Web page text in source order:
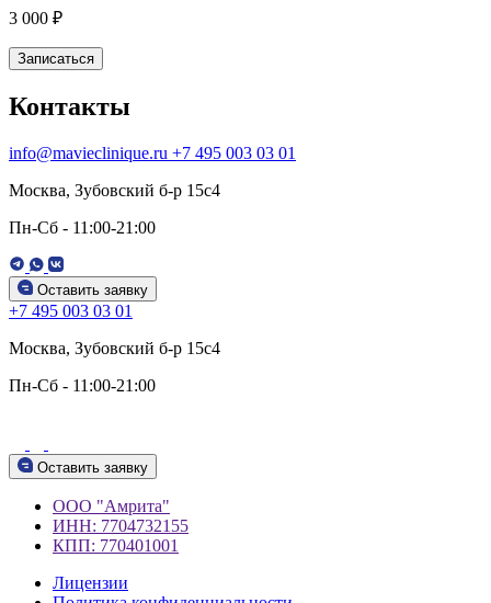
3 000 ₽
Записаться
Контакты
info@mavieclinique.ru +7 495 003 03 01
Москва, Зубовский б-р 15c4
Пн-Сб - 11:00-21:00
Оставить заявку
+7 495 003 03 01
Москва, Зубовский б-р 15c4
Пн-Сб - 11:00-21:00
Оставить заявку
ООО "Амрита"
ИНН: 7704732155
КПП: 770401001
Лицензии